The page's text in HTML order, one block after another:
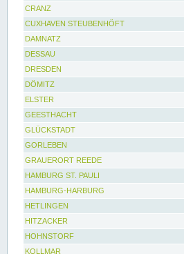
CRANZ
CUXHAVEN STEUBENHÖFT
DAMNATZ
DESSAU
DRESDEN
DÖMITZ
ELSTER
GEESTHACHT
GLÜCKSTADT
GORLEBEN
GRAUERORT REEDE
HAMBURG ST. PAULI
HAMBURG-HARBURG
HETLINGEN
HITZACKER
HOHNSTORF
KOLLMAR